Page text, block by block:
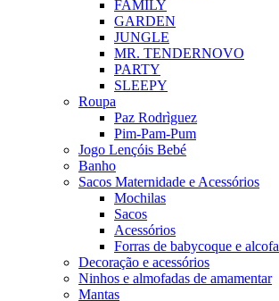
FAMILY
GARDEN
JUNGLE
MR. TENDERNOVO
PARTY
SLEEPY
Roupa
Paz Rodrìguez
Pim-Pam-Pum
Jogo Lençóis Bebé
Banho
Sacos Maternidade e Acessórios
Mochilas
Sacos
Acessórios
Forras de babycoque e alcofa
Decoração e acessórios
Ninhos e almofadas de amamentar
Mantas